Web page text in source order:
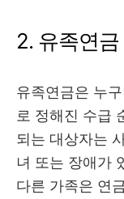
2. 유족연
유족연금은 누
로 정해진 수급
되는 대상자는
녀 또는 장애가
다른 가족은 연